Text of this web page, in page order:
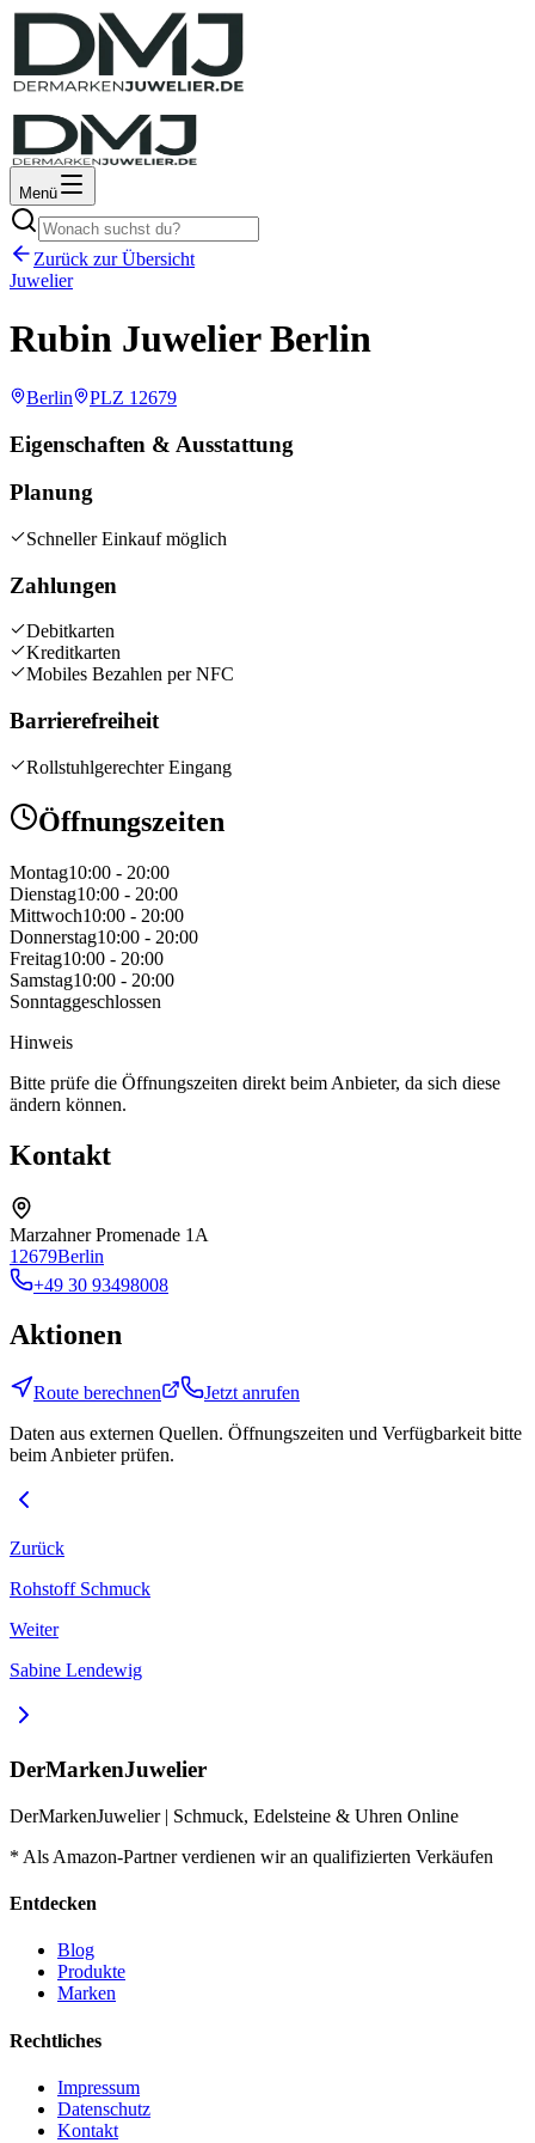
Menü
Zurück zur Übersicht
Juwelier
Rubin Juwelier Berlin
Berlin PLZ 12679
Eigenschaften & Ausstattung
Planung
Schneller Einkauf möglich
Zahlungen
Debitkarten
Kreditkarten
Mobiles Bezahlen per NFC
Barrierefreiheit
Rollstuhlgerechter Eingang
Öffnungszeiten
Montag10:00 - 20:00
Dienstag10:00 - 20:00
Mittwoch10:00 - 20:00
Donnerstag10:00 - 20:00
Freitag10:00 - 20:00
Samstag10:00 - 20:00
Sonntaggeschlossen
Hinweis
Bitte prüfe die Öffnungszeiten direkt beim Anbieter, da sich diese
ändern können.
Kontakt
Marzahner Promenade 1A
12679Berlin
+49 30 93498008
Aktionen
Route berechnen
Jetzt anrufen
Daten aus externen Quellen. Öffnungszeiten und Verfügbarkeit bitte
beim Anbieter prüfen.
Zurück
Rohstoff Schmuck
Weiter
Sabine Lendewig
DerMarkenJuwelier
DerMarkenJuwelier | Schmuck, Edelsteine & Uhren Online
* Als Amazon-Partner verdienen wir an qualifizierten Verkäufen
Entdecken
Blog
Produkte
Marken
Rechtliches
Impressum
Datenschutz
Kontakt